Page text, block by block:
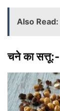
Also Read:
चने का सत्तू:-